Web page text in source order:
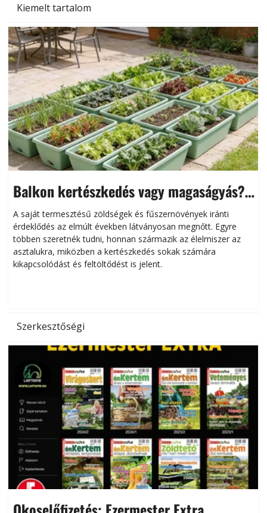
Kiemelt tartalom
Balkon kertészkedés vagy magaságyás?
Helytakarékos kertészkedés
A saját termesztésű zöldségek és fűszernövények iránti
érdeklődés az elmúlt években látványosan megnőtt. Egyre
többen szeretnék tudni, honnan származik az élelmiszer az
asztalukra, miközben a kertészkedés sokak számára
kikapcsolódást és feltöltődést is jelent.
Szerkesztőségi